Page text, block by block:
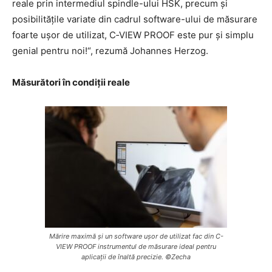
reale prin intermediul spindle-ului HSK, precum și
posibilitățile variate din cadrul software-ului de măsurare
foarte ușor de utilizat, C‑VIEW PROOF este pur și simplu
genial pentru noi!“, rezumă Johannes Herzog.
Măsurători în condiții reale
Mărire maximă și un software ușor de utilizat fac din C-
VIEW PROOF instrumentul de măsurare ideal pentru
aplicații de înaltă precizie. ©Zecha